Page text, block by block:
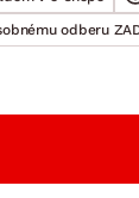
odberu